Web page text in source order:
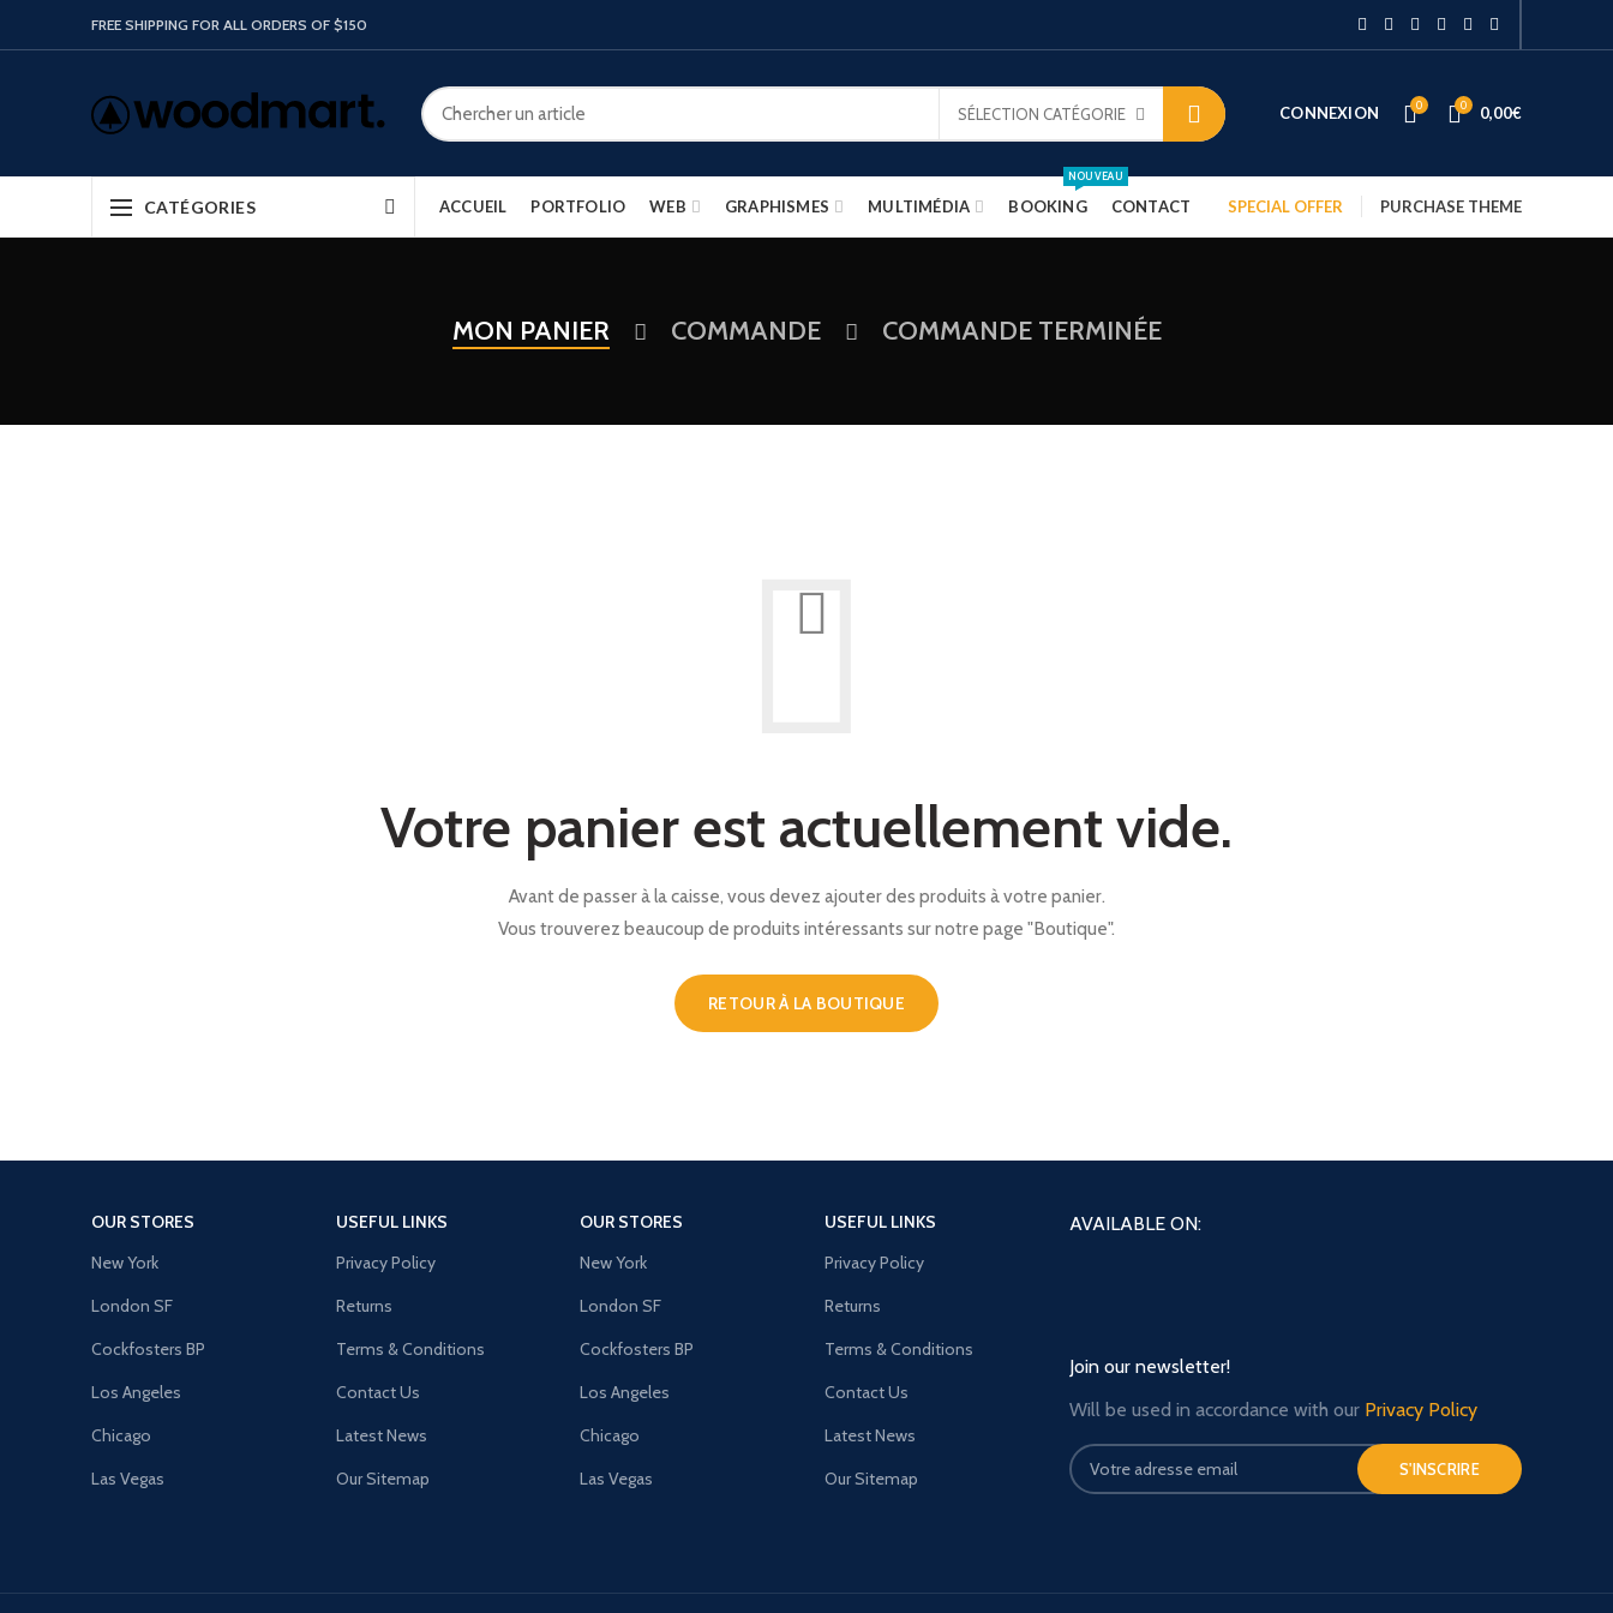
FREE SHIPPING FOR ALL ORDERS OF $150
SÉLECTION CATÉGORIE CONNEXION 0 0 0,00€
CATÉGORIES ACCUEIL PORTFOLIO WEB GRAPHISMES MULTIMÉDIA BOOKING
NOUVEAU
CONTACT SPECIAL OFFER PURCHASE THEME
MON PANIER COMMANDE COMMANDE TERMINÉE
Votre panier est actuellement vide.
Avant de passer à la caisse, vous devez ajouter des produits à votre panier.
Vous trouverez beaucoup de produits intéressants sur notre page "Boutique".
RETOUR À LA BOUTIQUE
OUR STORES
New York
London SF
Cockfosters BP
Los Angeles
Chicago
Las Vegas
USEFUL LINKS
Privacy Policy
Returns
Terms & Conditions
Contact Us
Latest News
Our Sitemap
OUR STORES
New York
London SF
Cockfosters BP
Los Angeles
Chicago
Las Vegas
USEFUL LINKS
Privacy Policy
Returns
Terms & Conditions
Contact Us
Latest News
Our Sitemap
AVAILABLE ON:
Join our newsletter!
Will be used in accordance with our Privacy Policy